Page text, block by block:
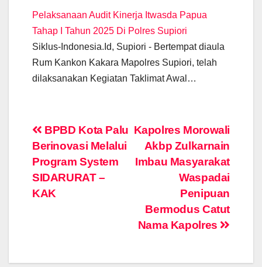
Pelaksanaan Audit Kinerja Itwasda Papua
Tahap I Tahun 2025 Di Polres Supiori
Siklus-Indonesia.Id, Supiori - Bertempat diaula
Rum Kankon Kakara Mapolres Supiori, telah
dilaksanakan Kegiatan Taklimat Awal…
Post
navigation
Kapolres Morowali
Akbp Zulkarnain
Imbau Masyarakat
Waspadai
Penipuan
Bermodus Catut
Nama Kapolres
BPBD Kota Palu
Berinovasi Melalui
Program System
SIDARURAT –
KAK